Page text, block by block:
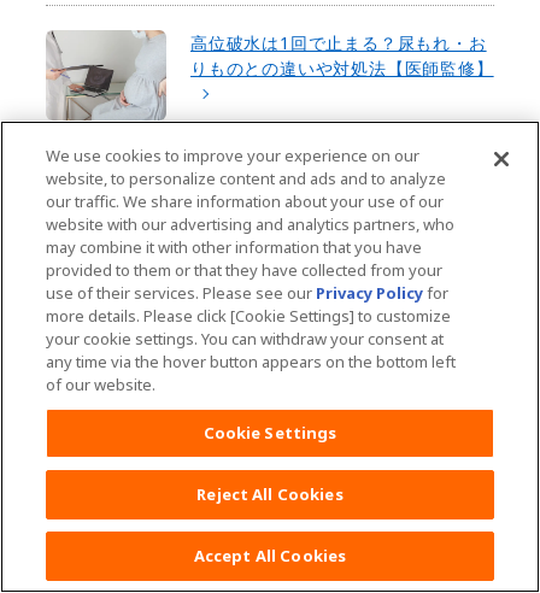
高位破水は1回で止まる？尿もれ・お
りものとの違いや対処法【医師監修】
妊娠35週の過ごし方とは？症状やお
腹の張り具合、赤ちゃんの様子を徹底
解説【医師監修】
臨月に起こる下痢は出産の兆候？理由
や病院の受診が必要な症状を解説【医
師監修】
妊娠後期に起こる恥骨痛を和らげる方
法は？原因と対策を紹介【医師監修】
We use cookies to improve your experience on our
website, to personalize content and ads and to analyze
our traffic. We share information about your use of our
website with our advertising and analytics partners, who
may combine it with other information that you have
provided to them or that they have collected from your
use of their services. Please see our Privacy Policyfor
more details. Please click [Cookie Settings] to customize
your cookie settings. You can withdraw your consent at
any time via the hover button appears on the bottom left
of our website.
Cookie Settings
Reject All Cookies
Accept All Cookies